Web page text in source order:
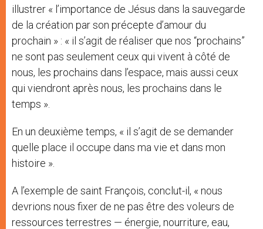
illustrer « l’importance de Jésus dans la sauvegarde
de la création par son précepte d’amour du
prochain » : « il s’agit de réaliser que nos “prochains”
ne sont pas seulement ceux qui vivent à côté de
nous, les prochains dans l’espace, mais aussi ceux
qui viendront après nous, les prochains dans le
temps ».
En un deuxième temps, « il s’agit de se demander
quelle place il occupe dans ma vie et dans mon
histoire ».
A l’exemple de saint François, conclut-il, « nous
devrions nous fixer de ne pas être des voleurs de
ressources terrestres — énergie, nourriture, eau,